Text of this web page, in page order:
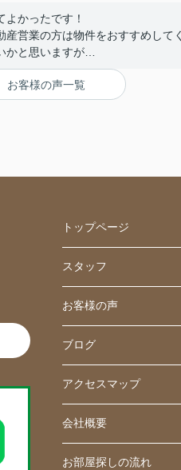
よかったです！
産営業の方は物件をおすすめしてく
かと思いますが
、おすすめというよりご自身が住む
本当に
て考えていただける方です。
ていただきます。
お客様の声一覧
トップページ
スタッフ
お客様の声
ブログ
アクセスマップ
会社概要
お部屋探しの流れ